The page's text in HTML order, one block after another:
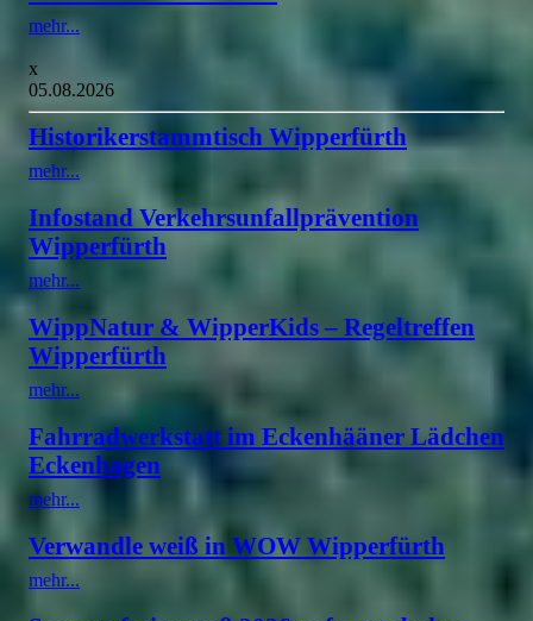
mehr...
x
05.08.2026
Historikerstammtisch Wipperfürth
mehr...
Infostand Verkehrsunfallprävention
Wipperfürth
mehr...
WippNatur & WipperKids – Regeltreffen
Wipperfürth
mehr...
Fahrradwerkstatt im Eckenhääner Lädchen
Eckenhagen
mehr...
Verwandle weiß in WOW Wipperfürth
mehr...